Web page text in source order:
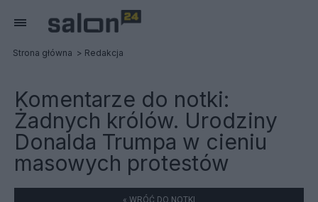
Strona główna Redakcja
Komentarze do notki:
Żadnych królów. Urodziny
Donalda Trumpa w cieniu
masowych protestów
« WRÓĆ DO NOTKI